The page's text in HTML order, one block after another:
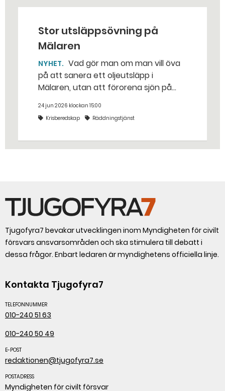
Stor utsläppsövning på
Mälaren
NYHET
på att sanera ett oljeutsläpp i
Mälaren, utan att förorena sjön på
stället. Det gjorde räddningstjänsten i
Eskilstuna – tio kubikmeter närmare
24 jun 2026 klockan 15:00
Krisberedskap
Räddningstjänst
Tjugofyra7 bevakar utvecklingen inom Myndigheten för civilt
försvars ansvarsområden och ska stimulera till debatt i
dessa frågor. Enbart ledaren är myndighetens officiella linje.
Kontakta Tjugofyra7
TELEFONNUMMER
010-240 51 63
010-240 50 49
E-POST
redaktionen@tjugofyra7.se
POSTADRESS
Myndigheten för civilt försvar